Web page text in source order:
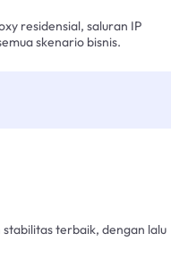
residensial, saluran IP
skenario bisnis.
terbaik, dengan lalu